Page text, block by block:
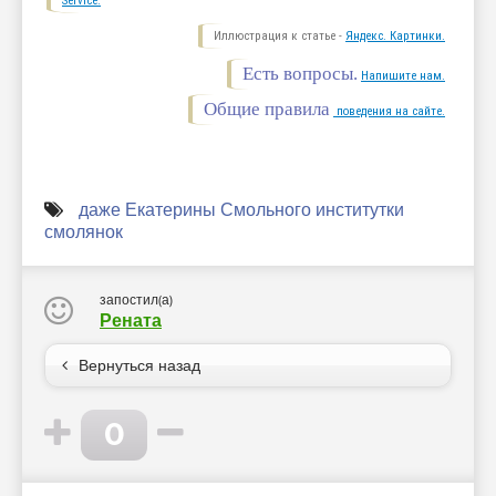
Иллюстрация к статье - Яндекс. Картинки.
Есть вопросы. Напишите нам.
Общие правила поведения на сайте.
даже Екатерины Смольного институтки
смолянок
запостил(а)
Рената
Вернуться назад
0